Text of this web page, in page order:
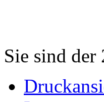
Sie sind der